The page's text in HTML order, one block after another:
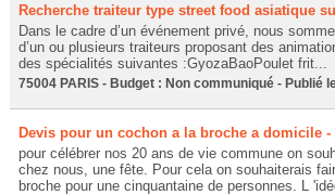
Recherche traiteur type street food asiatique
Dans le cadre d’un événement privé, nous
d’un ou plusieurs traiteurs proposant des
des spécialités suivantes :GyozaBaoPoulet frit...
75004 PARIS - Budget : Non communiqué - Publié
Devis pour un cochon a la broche a domicile -
pour célébrer nos 20 ans de vie commune on
chez nous, une fête. Pour cela on souhaiterais
broche pour une cinquantaine de personnes. L